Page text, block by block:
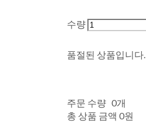
수량
품절된 상품입니다.
주문 수량 0개
총 상품 금액 0원